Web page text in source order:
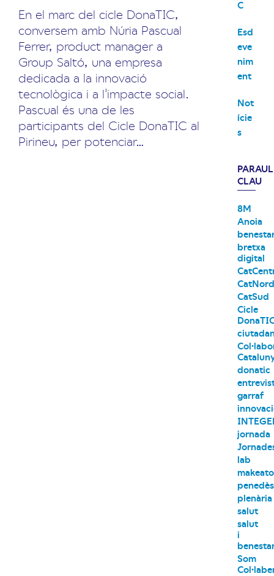
En el marc del cicle DonaTIC,
conversem amb Núria Pascual
Ferrer, product manager a
Group Saltó, una empresa
dedicada a la innovació
tecnològica i a l'impacte social.
Pascual és una de les
participants del Cicle DonaTIC al
Pirineu, per potenciar…
C
Esd
eve
nim
ent
Not
ície
s
CLAU
8M
Anoia
bretxa
digital
CatSud
Cicle
donatic
garraf
jornada
lab
penedès
plenària
salut
salut
i
Som